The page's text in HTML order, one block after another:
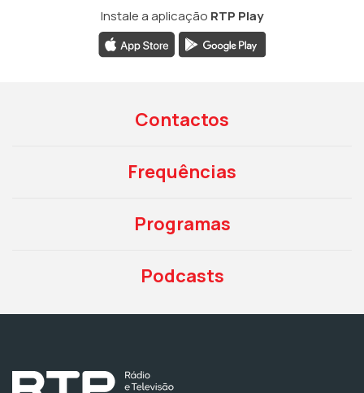
Instale a aplicação RTP Play
Contactos
Frequências
Programas
Podcasts